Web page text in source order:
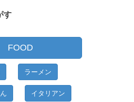
す
FOOD
ラーメン
イタリアン